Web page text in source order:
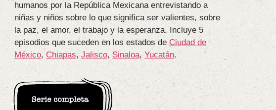
humanos por la República Mexicana entrevistando a
niñas y niños sobre lo que significa ser valientes, sobre
la paz, el amor, el trabajo y la esperanza. Incluye 5
episodios que suceden en los estados deCiudad de
México,Chiapas,Jalisco, Sinaloa,Yucatán.